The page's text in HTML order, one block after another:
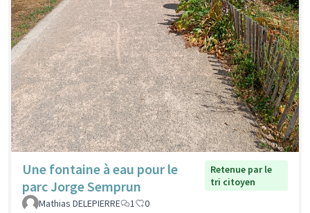
Une fontaine à eau pour le
parc Jorge Semprun
Retenue par le
tri citoyen
Mathias DELEPIERRE
1 0